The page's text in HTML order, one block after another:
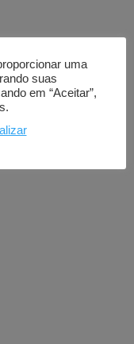
uma
suas
em “Aceitar”,